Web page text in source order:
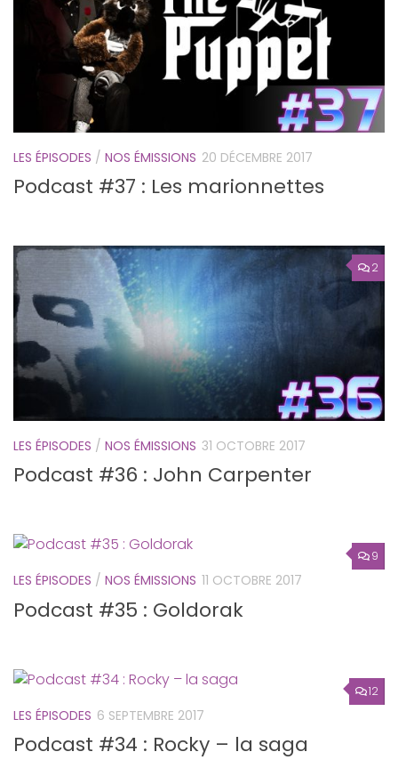
LES ÉPISODES / NOS ÉMISSIONS 20 DÉCEMBRE 2017
Podcast #37 : Les marionnettes
2
LES ÉPISODES / NOS ÉMISSIONS 31 OCTOBRE 2017
Podcast #36 : John Carpenter
9
LES ÉPISODES / NOS ÉMISSIONS 11 OCTOBRE 2017
Podcast #35 : Goldorak
12
LES ÉPISODES 6 SEPTEMBRE 2017
Podcast #34 : Rocky – la saga